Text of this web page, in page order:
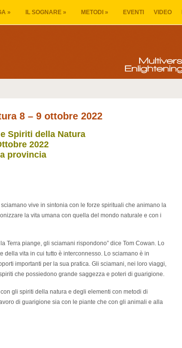
» IL SOGNARE » METODI » EVENTI VIDEO
8 – 9 ottobre 2022
Spiriti della Natura
2022
provincia
vive in sintonia con le forze spirituali che animano la
la vita umana con quella del mondo naturale e con i
Terra piange, gli sciamani rispondono” dice Tom Cowan. Lo
della vita in cui tutto è interconnesso. Lo sciamano è in
importanti per la sua pratica. Gli sciamani, nei loro viaggi,
che possiedono grande saggezza e poteri di guarigione.
gli spiriti della natura e degli elementi con metodi di
di guarigione sia con le piante che con gli animali e alla